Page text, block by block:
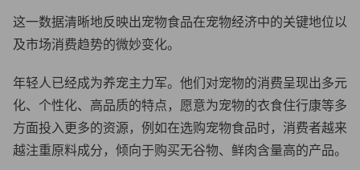
这一数据清晰地反映出宠物食品在宠物经济中的关键地位以
及市场消费趋势的微妙变化。
年轻人已经成为养宠主力军。他们对宠物的消费呈现出多元
化、个性化、高品质的特点，愿意为宠物的衣食住行康等多
方面投入更多的资源，例如在选购宠物食品时，消费者越来
越注重原料成分，倾向于购买无谷物、鲜肉含量高的产品。